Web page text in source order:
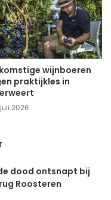
wijnboeren
praktijkles in
2026
dood ontsnapt bij
Roosteren